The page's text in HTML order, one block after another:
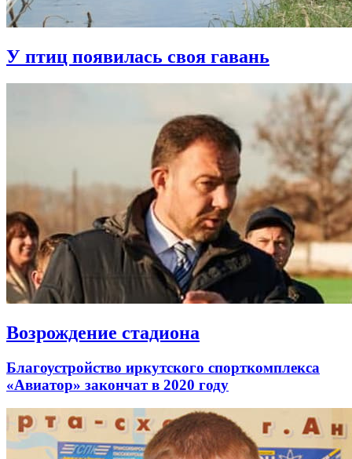
У птиц появилась своя гавань
Возрождение стадиона
Благоустройство иркутского спорткомплекса
«Авиатор» закончат в 2020 году